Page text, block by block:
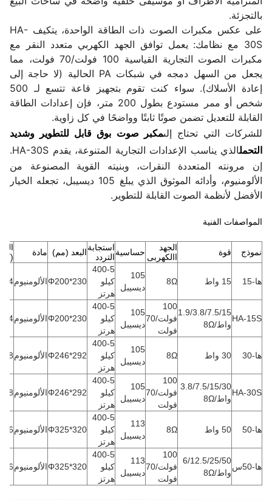
بالتجزئة.
على عكس مكبرات الصوت ذات الطاقة الواحدة، يتكيف HA-
30S مع نظامك: يعمل توافق الجهد الكهربي متعدد النقر مع
مكبرات الصوت التجارية القياسية 100 فولت/70 فولت، مما
يجعل من السهل دمجه في شبكات PA الحالية (لا حاجة إلى
إعادة الأسلاك). سواء كنت تقوم بتجهيز قاعة تتسع لـ 500
شخص أو ممر مستودع بطول 200 متر، فإن إعدادات الطاقة
القابلة للتعديل تضمن صوتًا ثابتًا وواضحًا في كل زاوية.
للشركات التي تحتاج إلىمكبر صوت بوق قابل للتطوير وشديد
التحمل
الذي يناسب الإعدادات التجارية المتنوعة، يقدم HA-30S.
إن مرونته المتعددة النقرات، وبنيته القوية المصنوعة من
الألومنيوم، وأدائه الموثوق الذي يبلغ 105 ديسيبل، تجعله الخيار
الأفضل لأنظمة الصوت القابلة للتطوير.
المواصفات الفنية
نموذج قوة
الجهد
االكهربى حساسيةاستجابة
التردد
البعد (مم) مادة
ها-15 15 واط 8Ω
105
ديسيبل
400-5
كيلو
هرتز
Φ200*230الألومنيوم1.4
HA-15S
1.9/3.8/7.5/15
واط/8Ω
100
فولت/70
فولت
105
ديسيبل
400-5
كيلو
هرتز
Φ200*230الألومنيوم1.4
ها-30 30 واط 8Ω
105
ديسيبل
400-5
كيلو
هرتز
Φ246*292الألومنيوم1.8
HA-30S
3.8/7.5/15/30
واط/8Ω
100
فولت/70
فولت
105
ديسيبل
400-5
كيلو
هرتز
Φ246*292الألومنيوم1.8
ها-50 50 واط 8Ω
113
ديسيبل
400-5
كيلو
هرتز
Φ325*320الألومنيوم2.6
ها-50س
6/12.5/25/50
واط/8Ω
100
فولت/70
فولت
113
ديسيبل
400-5
كيلو
هرتز
Φ325*320الألومنيوم2.6